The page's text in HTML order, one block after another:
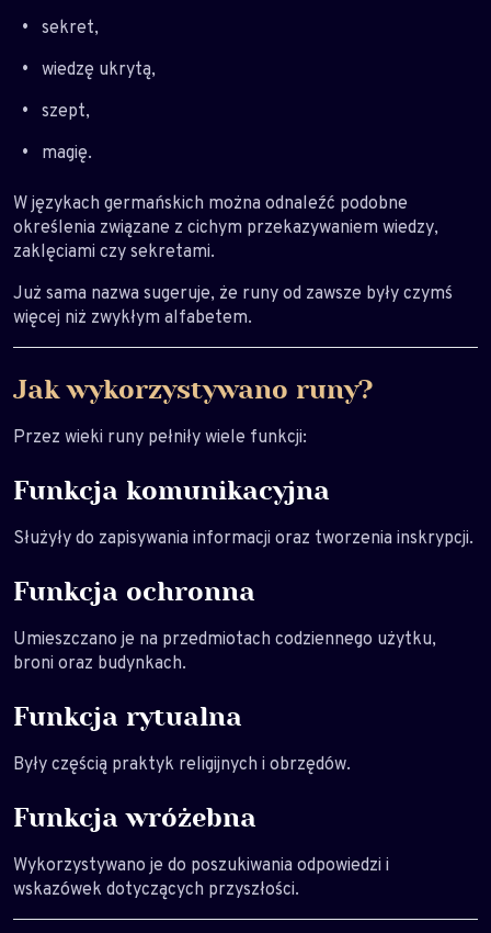
sekret,
wiedzę ukrytą,
szept,
magię.
W językach germańskich można odnaleźć podobne
określenia związane z cichym przekazywaniem wiedzy,
zaklęciami czy sekretami.
Już sama nazwa sugeruje, że runy od zawsze były czymś
więcej niż zwykłym alfabetem.
Jak wykorzystywano runy?
Przez wieki runy pełniły wiele funkcji:
Funkcja komunikacyjna
Służyły do zapisywania informacji oraz tworzenia inskrypcji.
Funkcja ochronna
Umieszczano je na przedmiotach codziennego użytku,
broni oraz budynkach.
Funkcja rytualna
Były częścią praktyk religijnych i obrzędów.
Funkcja wróżebna
Wykorzystywano je do poszukiwania odpowiedzi i
wskazówek dotyczących przyszłości.